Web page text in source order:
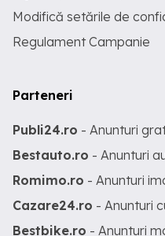
Modifică setările de
Regulament Campanie
Parteneri
Publi24.ro - Anunturi
Bestauto.ro - Anunturi
Romimo.ro - Anunturi
Cazare24.ro - Anunturi
Bestbike.ro - Anunturi